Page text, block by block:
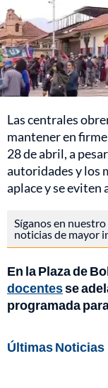
Las centrales
mantener en
28 de abril, a
autoridades y los
aplace y se eviten
Síganos en nuestro
noticias de mayor
En la Plaza de
docentesse
programada
Últimas Noticias